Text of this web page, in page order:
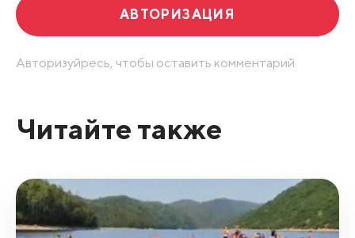
АВТОРИЗАЦИЯ
Авторизуйресь, чтобы оставить комментарий.
Читайте также